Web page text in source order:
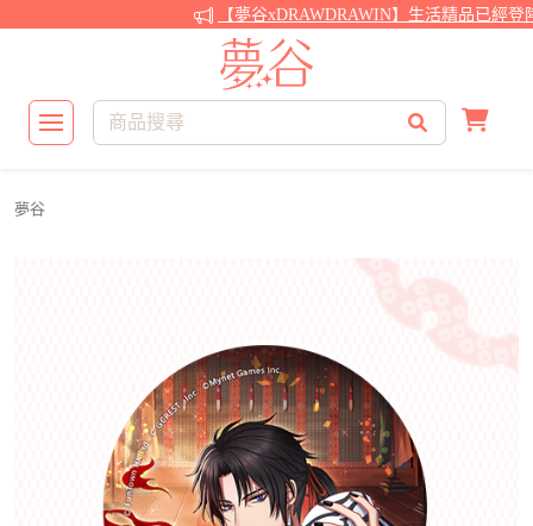
【夢谷xDRAWDRAWIN】生活精品已經登陸
夢谷